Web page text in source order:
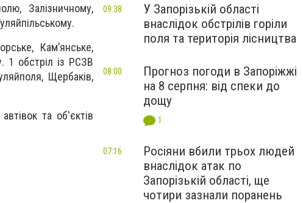
Залізничному,
Камʼянське,
1 обстріл із РСЗВ
Щербаків,
та об'єктів
У Запорізькій області
внаслідок обстрілів горіли
поля та територія лісництва
09:38
Прогноз погоди в Запоріжжі
на 8 серпня: від спеки до
дощу
1
08:00
Росіяни вбили трьох людей
внаслідок атак по
Запорізькій області, ще
чотири зазнали поранень
07:16